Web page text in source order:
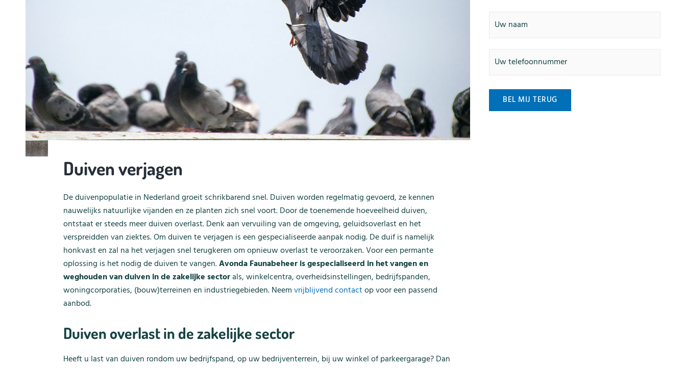
Duiven verjagen
De duivenpopulatie in Nederland groeit schrikbarend snel. Duiven worden regelmatig gevoerd, ze kennen
nauwelijks natuurlijke vijanden en ze planten zich snel voort. Door de toenemende hoeveelheid duiven,
ontstaat er steeds meer duiven overlast. Denk aan vervuiling van de omgeving, geluidsoverlast en het
verspreidden van ziektes. Om duiven te verjagen is een gespecialiseerde aanpak nodig. De duif is namelijk
honkvast en zal na het verjagen snel terugkeren om opnieuw overlast te veroorzaken. Voor een permante
oplossing is het nodig de duiven te vangen.Avonda Faunabeheer is gespecialiseerd in het vangen en
weghouden van duiven in de zakelijke sectorals, winkelcentra, overheidsinstellingen, bedrijfspanden,
woningcorporaties, (bouw)terreinen en industriegebieden. Neemvrijblijvend contactop voor een passend
aanbod.
Duiven overlast in de zakelijke sector
Heeft u last van duiven rondom uw bedrijfspand, op uw bedrijventerrein, bij uw winkel of parkeergarage? Dan
BEL MIJ TERUG